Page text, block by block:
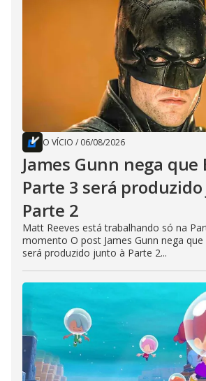
O VÍCIO / 06/08/2026
James Gunn nega que
Parte 3 será
Parte 2
Matt Reeves está trabalhando só na
momento O post James Gunn nega
será produzido junto à Parte 2...